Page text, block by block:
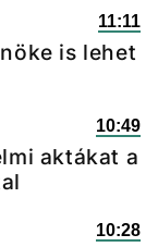
11:11
is lehet
10:49
aktákat a
10:28